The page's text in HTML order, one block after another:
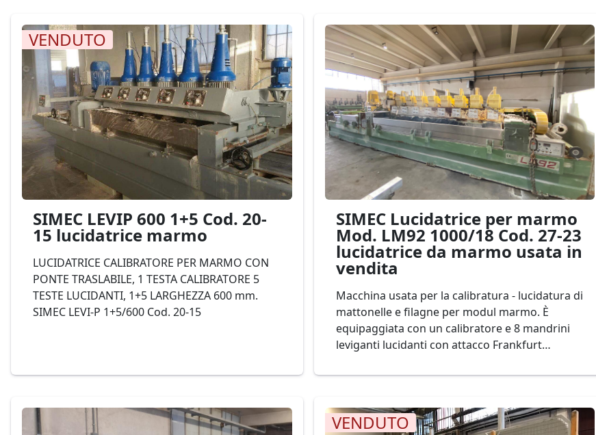
VENDUTO
SIMEC LEVIP 600 1+5 Cod. 20-
15 lucidatrice marmo
LUCIDATRICE CALIBRATORE PER MARMO CON
PONTE TRASLABILE, 1 TESTA CALIBRATORE 5
TESTE LUCIDANTI, 1+5 LARGHEZZA 600 mm.
SIMEC LEVI-P 1+5/600 Cod. 20-15
SIMEC Lucidatrice per marmo
Mod. LM92 1000/18 Cod. 27-23
lucidatrice da marmo usata in
vendita
Macchina usata per la calibratura - lucidatura di
mattonelle e filagne per modul marmo. È
equipaggiata con un calibratore e 8 mandrini
leviganti lucidanti con attacco Frankfurt
posizione orientabile degli utensili assicura un
maggiore capacità di asportazione. Larghezza
di lavoro 1.000 mm., 1 testa calibratore +8 teste
VENDUTO